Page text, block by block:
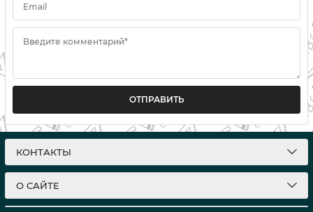
Email
Введите комментарий*
ОТПРАВИТЬ
КОНТАКТЫ
О САЙТЕ